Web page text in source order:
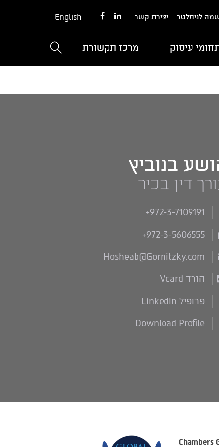
לניוזלטר יצירת קשר English
עיסוק מרכז תקשורת
בנוביץ
דין בכיר
+972-3-7109191
+972-3-5606555
Hosheab@Gornitzky.com
הורד Vcard
פרופיל Linkedin
Download Profile
Chambers